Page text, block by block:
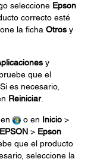
seleccione Epson
correcto esté
la ficha Otros y
y
que el
es necesario,
Reiniciar.
o en Inicio >
EPSON > Epson
que el producto
seleccione la